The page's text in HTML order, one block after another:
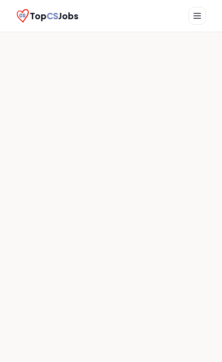
TopCSJobs